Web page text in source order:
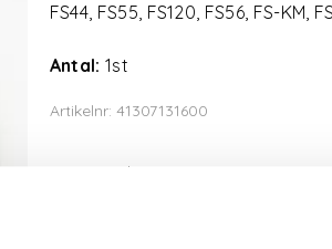
FS44, FS55, FS120, FS56, FS-KM,
Antal: 1st
Artikelnr: 41307131600
Finns i lager (1 st)